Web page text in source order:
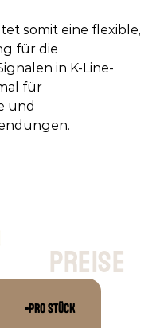
somit eine flexible,
für die
in K-Line-
für
und
preise
PRO STÜCK